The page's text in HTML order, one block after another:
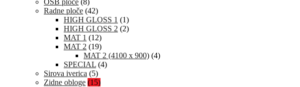
Radne ploče (42)
HIGH GLOSS 1 (1)
HIGH GLOSS 2 (2)
MAT 1 (12)
MAT 2 (19)
MAT 2 (4100 x 900) (4)
SPECIAL (4)
Sirova iverica (5)
Zidne obloge (15)